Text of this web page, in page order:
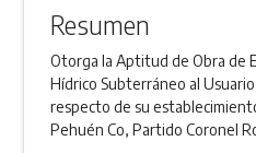
Resumen
Otorga la Aptitud de Obra de
Hídrico Subterráneo al Usuario
respecto de su
Pehuén Co, Partido Coronel